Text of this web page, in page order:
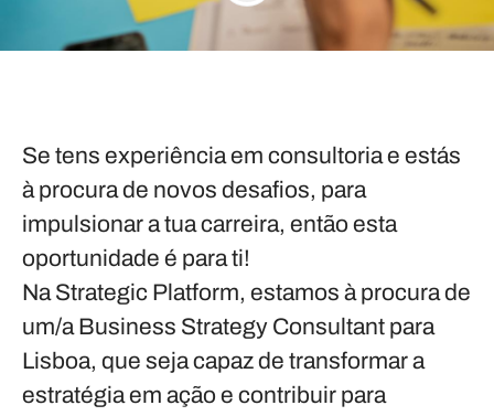
Se tens experiência em consultoria e estás
à procura de novos desafios, para
impulsionar a tua carreira, então esta
oportunidade é para ti!
Na Strategic Platform, estamos à procura de
um/a Business Strategy Consultant para
Lisboa, que seja capaz de transformar a
estratégia em ação e contribuir para